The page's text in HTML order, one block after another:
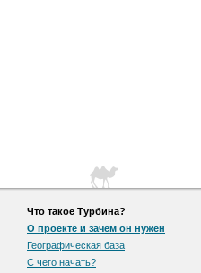
Что такое Турбина?
О проекте и зачем он нужен
Географическая база
С чего начать?